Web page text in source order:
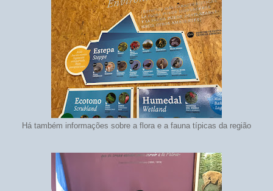
Há também informações sobre a flora e a fauna típicas da região